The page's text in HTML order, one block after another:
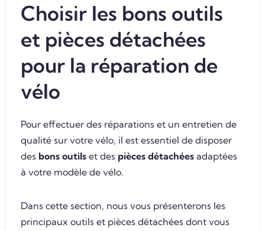
Choisir les bons outils
et pièces détachées
pour la réparation de
vélo
Pour effectuer des réparations et un entretien de
qualité sur votre vélo, il est essentiel de disposer
des bons outils et des pièces détachées adaptées
à votre modèle de vélo.
Dans cette section, nous vous présenterons les
principaux outils et pièces détachées dont vous